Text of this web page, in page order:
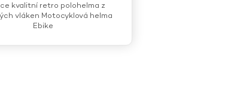
kvalitní retro polohelma z
vláken Motocyklová helma
Ebike